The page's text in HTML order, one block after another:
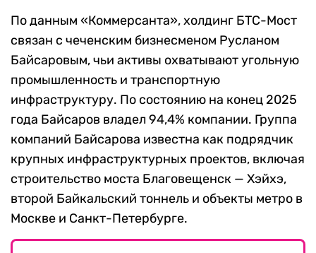
По данным «Коммерсанта», холдинг БТС-Мост
связан с чеченским бизнесменом Русланом
Байсаровым, чьи активы охватывают угольную
промышленность и транспортную
инфраструктуру. По состоянию на конец 2025
года Байсаров владел 94,4% компании. Группа
компаний Байсарова известна как подрядчик
крупных инфраструктурных проектов, включая
строительство моста Благовещенск — Хэйхэ,
второй Байкальский тоннель и объекты метро в
Москве и Санкт-Петербурге.